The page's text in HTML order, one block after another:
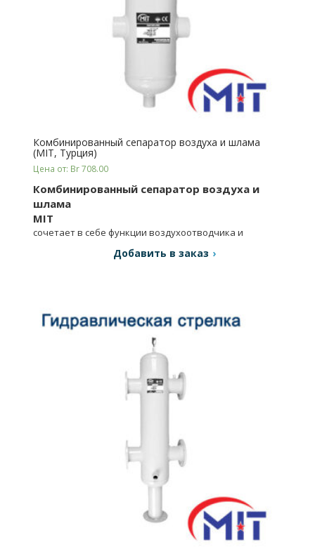
Комбинированный сепаратор воздуха и шлама
(MIT, Турция)
Цена от: Br 708.00
Комбинированный сепаратор воздуха и
шлама
MIT
сочетает в себе функции воздухоотводчика и
Добавить в заказ